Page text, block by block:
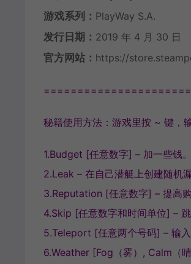
游戏系列： PlayWay S.A.
发行日期： 2019 年 4 月 30 日
官方网站： https://
秘籍使用方法：游戏里按 ~ 键，
1.Budget [任意数字] – 加一些钱。
2.Leak – 在自己潜艇上创建随机漏
3.Reputation [任意数字] – 提高购
4.Skip [任意数字和时间单位] – 跳
5.Teleport [任意两个号码] – 输入
6.Weather [Fog（雾）, Calm（